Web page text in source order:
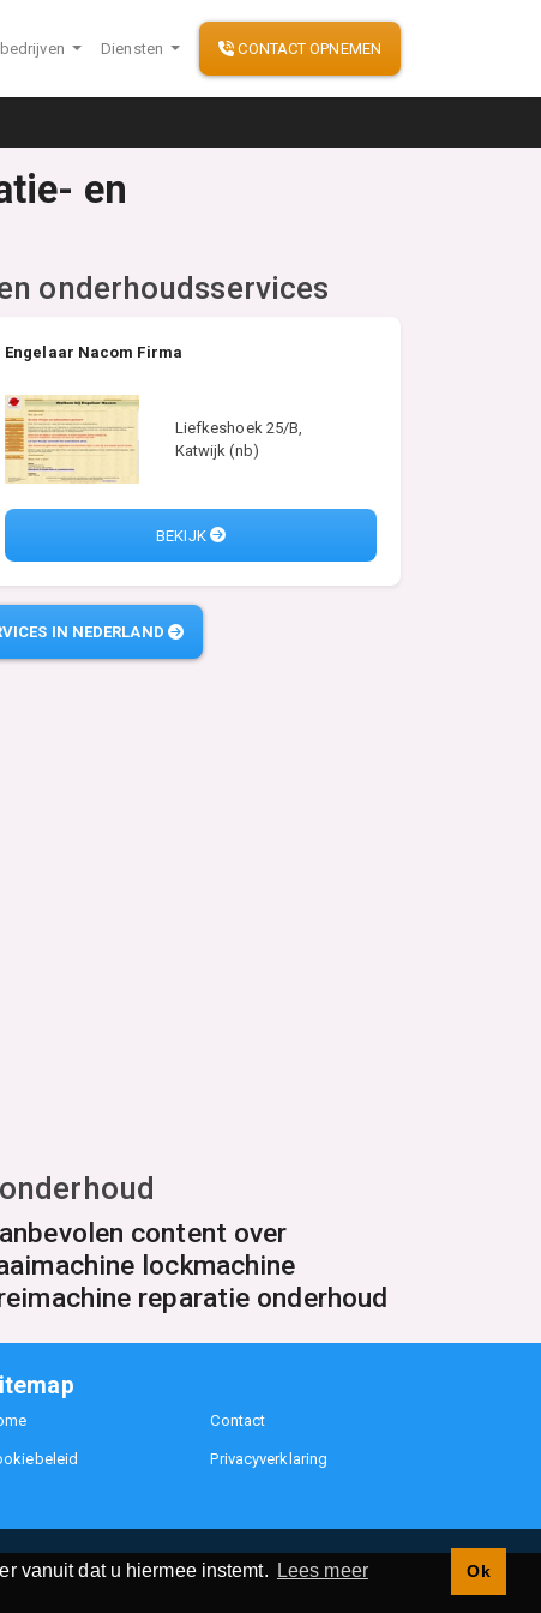
vanuit dat u hiermee instemt. Lees meer Ok
Diensten CONTACT OPNEMEN
en
onderhoudsservices
Engelaar Nacom Firma
Liefkeshoek 25/B,
Katwijk (nb)
BEKIJK
IN NEDERLAND
content over
lockmachine
reparatie onderhoud
Contact
Privacyverklaring